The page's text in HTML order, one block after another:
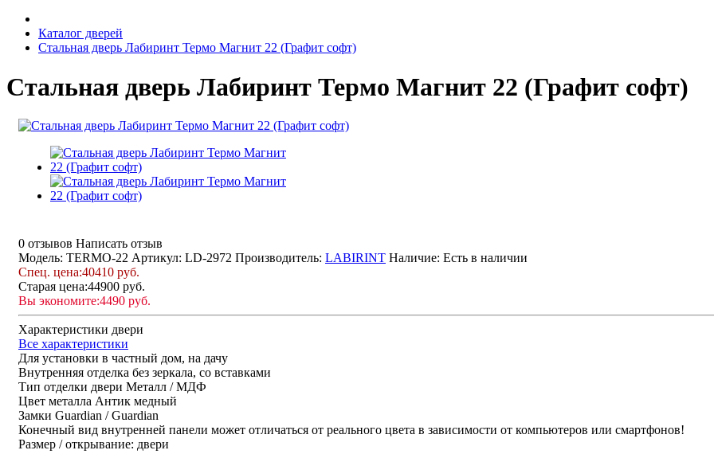
Каталог дверей
Стальная дверь Лабиринт Термо Магнит 22 (Графит софт)
Стальная дверь Лабиринт Термо Магнит 22 (Графит софт)
0 отзывов Написать отзыв
Модель: TERMO-22 Артикул: LD-2972 Производитель: LABIRINT Наличие: Есть в наличии
Спец. цена:40410 руб.
Старая цена:44900 руб.
Вы экономите:4490 руб.
Характеристики двери
Все характеристики
Для установки в частный дом, на дачу
Внутренняя отделка без зеркала, со вставками
Тип отделки двери Металл / МДФ
Цвет металла Антик медный
Замки Guardian / Guardian
Конечный вид внутренней панели может отличаться от реального цвета в зависимости от компьютеров или смартфонов!
Размер / открывание: двери